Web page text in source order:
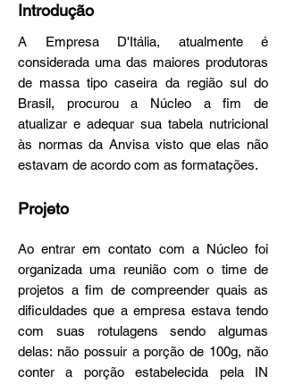
Introdução
A Empresa D'Itália, atualmente é
considerada uma das maiores produtoras
de massa tipo caseira da região sul do
Brasil, procurou a Núcleo a fim de
atualizar e adequar sua tabela nutricional
às normas da Anvisa visto que elas não
estavam de acordo com as formatações.
Projeto
Ao entrar em contato com a Núcleo foi
organizada uma reunião com o time de
projetos a fim de compreender quais as
dificuldades que a empresa estava tendo
com suas rotulagens sendo algumas
delas: não possuir a porção de 100g, não
conter a porção estabelecida pela IN